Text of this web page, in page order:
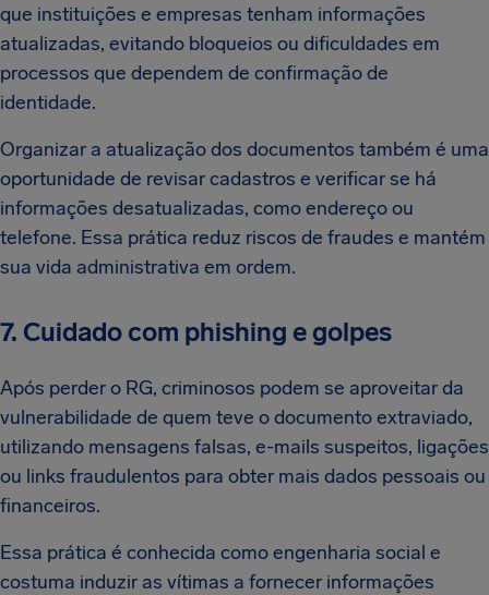
que instituições e empresas tenham informações
atualizadas, evitando bloqueios ou dificuldades em
processos que dependem de confirmação de
identidade.
Organizar a atualização dos documentos também é uma
oportunidade de revisar cadastros e verificar se há
informações desatualizadas, como endereço ou
telefone. Essa prática reduz riscos de fraudes e mantém
sua vida administrativa em ordem.
7. Cuidado com phishing e golpes
Após perder o RG, criminosos podem se aproveitar da
vulnerabilidade de quem teve o documento extraviado,
utilizando mensagens falsas, e-mails suspeitos, ligações
ou links fraudulentos para obter mais dados pessoais ou
financeiros.
Essa prática é conhecida como engenharia social e
costuma induzir as vítimas a fornecer informações